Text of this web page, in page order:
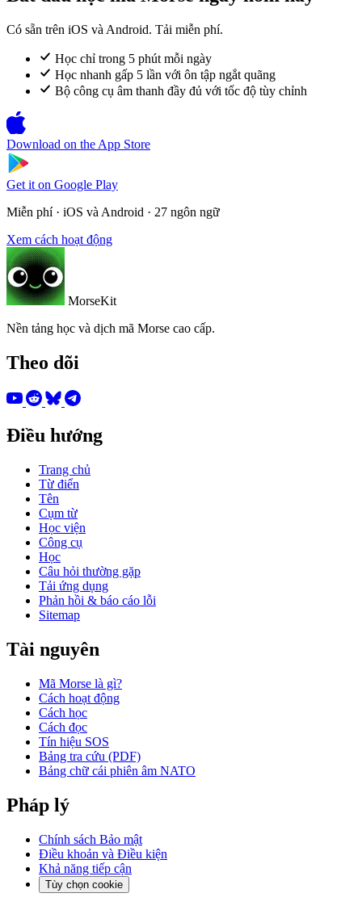
Có sẵn trên iOS và Android. Tải miễn phí.
Học chỉ trong 5 phút mỗi ngày
Học nhanh gấp 5 lần với ôn tập ngắt quãng
Bộ công cụ âm thanh đầy đủ với tốc độ tùy chỉnh
Download on the App Store
Get it on Google Play
Miễn phí · iOS và Android · 27 ngôn ngữ
Xem cách hoạt động
MorseKit
Nền tảng học và dịch mã Morse cao cấp.
Theo dõi
Điều hướng
Trang chủ
Từ điển
Tên
Cụm từ
Học viện
Công cụ
Học
Câu hỏi thường gặp
Tải ứng dụng
Phản hồi & báo cáo lỗi
Sitemap
Tài nguyên
Mã Morse là gì?
Cách hoạt động
Cách học
Cách đọc
Tín hiệu SOS
Bảng tra cứu (PDF)
Bảng chữ cái phiên âm NATO
Pháp lý
Chính sách Bảo mật
Điều khoản và Điều kiện
Khả năng tiếp cận
Tùy chọn cookie